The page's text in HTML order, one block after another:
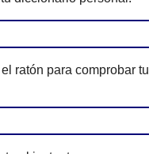
ratón para comprobar tu